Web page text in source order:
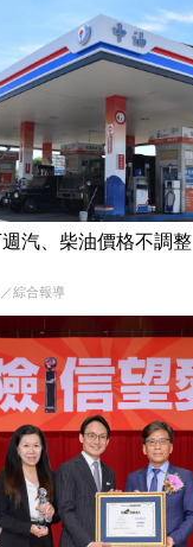
汽、柴油價格不調整
綜合報導